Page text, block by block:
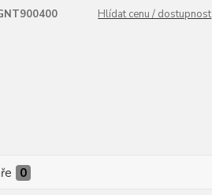
Hlídat cenu / dostupnost
0